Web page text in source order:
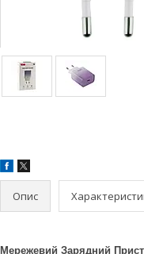
Опис
Мережевий Зарядний